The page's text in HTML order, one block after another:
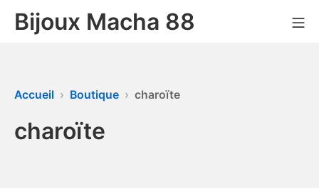
Bijoux Macha 88
Accueil Boutique charoïte
charoïte